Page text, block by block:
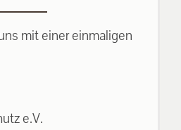
mit einer einmaligen
e.V.